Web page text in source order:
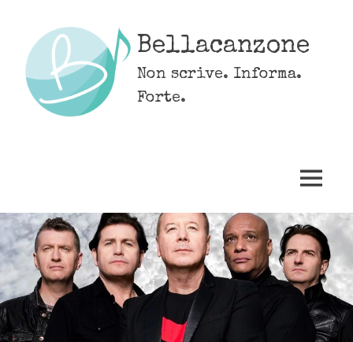
content
Bellacanzone
Non scrive. Informa.
Forte.
MENU